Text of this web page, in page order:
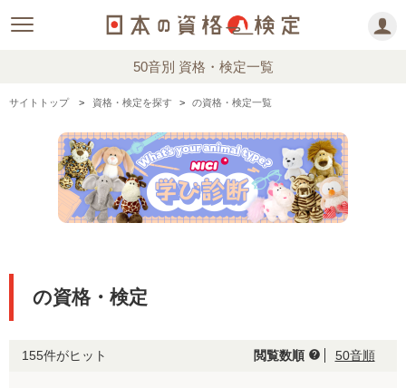
50音別 資格・検定一覧
サイトトップ 資格・検定を探す の資格・検定一覧
の資格・検定
155件がヒット 閲覧数順 help 50音順